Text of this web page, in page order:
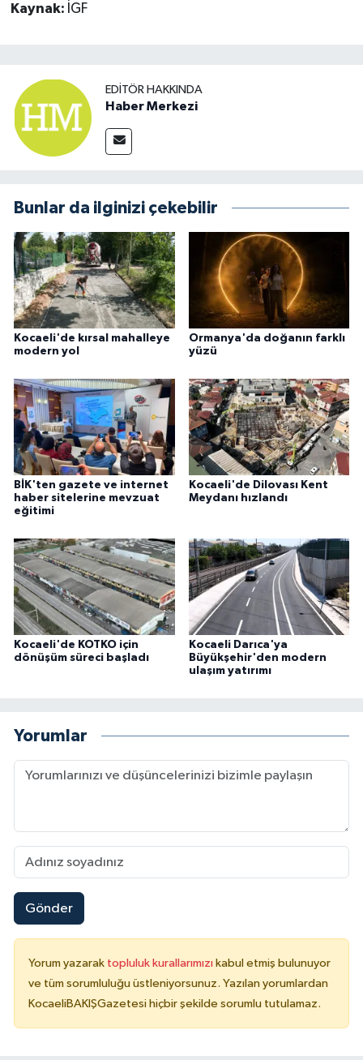
Kaynak: İGF
EDITÖR HAKKINDA
Haber Merkezi
Bunlar da ilginizi çekebilir
Kocaeli'de kırsal mahalleye
modern yol
Ormanya'da doğanın farklı
yüzü
BİK'ten gazete ve internet
haber sitelerine mevzuat
eğitimi
Kocaeli'de Dilovası Kent
Meydanı hızlandı
Kocaeli'de KOTKO için
dönüşüm süreci başladı
Kocaeli Darıca'ya
Büyükşehir'den modern
ulaşım yatırımı
Yorumlar
Gönder
Yorum yazarak topluluk kurallarımızı kabul etmiş bulunuyor
ve tüm sorumluluğu üstleniyorsunuz. Yazılan yorumlardan
KocaeliBAKIŞGazetesi hiçbir şekilde sorumlu tutulamaz.